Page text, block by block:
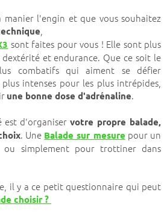
manier l'engin et que vous souhaitez
,
sont faites pour vous ! Elle sont plus
et endurance. Que ce soit le
combatifs qui aiment se défier
intenses pour les plus intrépides,
une bonne dose d'adrénaline.
est d'organiser votre propre balade,
. Une Balade sur mesure pour un
ou simplement pour trottiner dans
il y a ce petit questionnaire qui peut
choisir ?